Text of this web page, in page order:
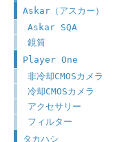
Askar（アスカー）
Askar SQA
鏡筒
Player One
非冷却CMOSカメラ
冷却CMOSカメラ
アクセサリー
フィルター
タカハシ